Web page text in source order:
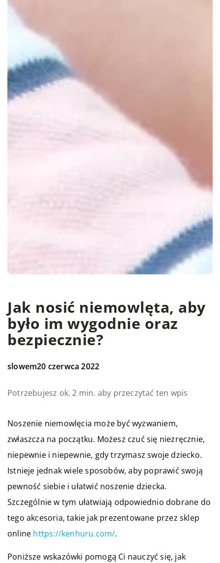
Jak nosić niemowlęta, aby
było im wygodnie oraz
bezpiecznie?
slowem20 czerwca 2022
Potrzebujesz ok. 2 min. aby przeczytać ten wpis
Noszenie niemowlęcia może być wyzwaniem,
zwłaszcza na początku. Możesz czuć się niezręcznie,
niepewnie i niepewnie, gdy trzymasz swoje dziecko.
Istnieje jednak wiele sposobów, aby poprawić swoją
pewność siebie i ułatwić noszenie dziecka.
Szczególnie w tym ułatwiają odpowiednio dobrane do
tego akcesoria, takie jak prezentowane przez sklep
online https://kenhuru.com/.
Poniższe wskazówki pomogą Ci nauczyć się, jak